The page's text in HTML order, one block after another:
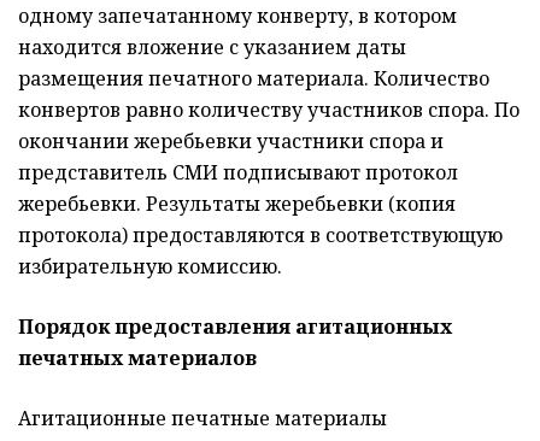
одному запечатанному конверту, в котором
находится вложение с указанием даты
размещения печатного материала. Количество
конвертов равно количеству участников спора. По
окончании жеребьевки участники спора и
представитель СМИ подписывают протокол
жеребьевки. Результаты жеребьевки (копия
протокола) предоставляются в соответствующую
избирательную комиссию.
Порядок предоставления агитационных
печатных материалов
Агитационные печатные материалы